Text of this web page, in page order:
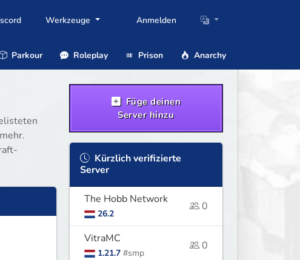
Werkzeuge Anmelden
Parkour Roleplay Prison Anarchy
Füge deinen
Server hinzu
Kürzlich verifizierte
Server
The Hobb Network
26.2
0
VitraMC
1.21.7 #smp
0